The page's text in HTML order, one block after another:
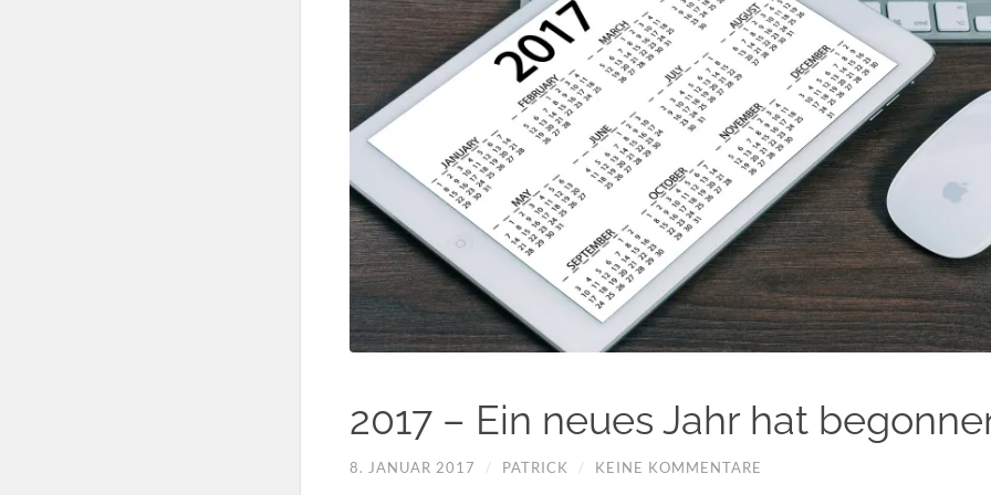
2017 – Ein neues Jahr hat
8. JANUAR 2017 / PATRICK / KEINE KOMMENTARE